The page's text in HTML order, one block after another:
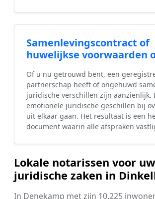
Samenlevingscontract of
huwelijkse voorwaarden
Of u nu getrouwd bent, een
partnerschap heeft of ongehuwd
juridische verschillen zijn aanzienlijk.
emotionele juridische geschillen bij
uit elkaar gaan. Het resultaat is een
document waarin alle afspraken
Lokale notarissen voor uw
juridische zaken in
In Denekamp met zijn 10.225